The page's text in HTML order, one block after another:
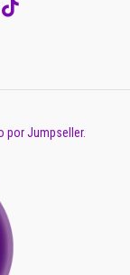
por Jumpseller.